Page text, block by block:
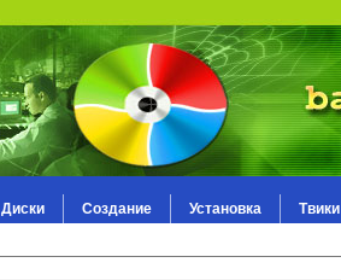
Диски Создание Установка Твики